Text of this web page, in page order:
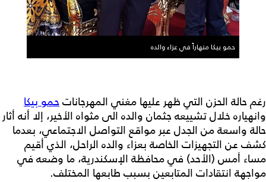
حمو بيكا منهاراً في عزاء والده
رغم حالة الحزن التي ظهر عليها مغني المهرجاناتحمو بيكا
وانهياره خلال تشييعه جثمان والده الى مثواه الأخير، إلا أنه أثار
حالة واسعة من الجدل عبر مواقع التواصل الاجتماعي، بعدما
كشف عن التجهيزات الخاصة بعزاء والده الراحل، الذي أقيم
مساء أمس (الأحد) في محافظة الإسكندرية، ما وضعه في
مواجهة انتقادات المتابعين بسبب طابعها المختلف.